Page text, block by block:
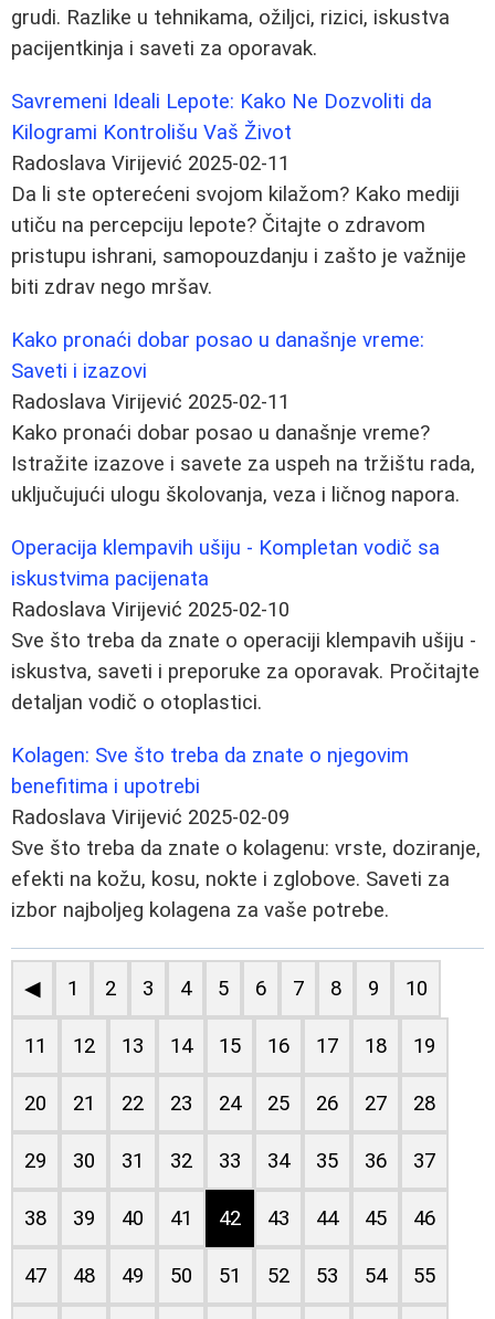
grudi. Razlike u tehnikama, ožiljci, rizici, iskustva
pacijentkinja i saveti za oporavak.
Savremeni Ideali Lepote: Kako Ne Dozvoliti da
Kilogrami Kontrolišu Vaš Život
Radoslava Virijević 2025-02-11
Da li ste opterećeni svojom kilažom? Kako mediji
utiču na percepciju lepote? Čitajte o zdravom
pristupu ishrani, samopouzdanju i zašto je važnije
biti zdrav nego mršav.
Kako pronaći dobar posao u današnje vreme:
Saveti i izazovi
Radoslava Virijević 2025-02-11
Kako pronaći dobar posao u današnje vreme?
Istražite izazove i savete za uspeh na tržištu rada,
uključujući ulogu školovanja, veza i ličnog napora.
Operacija klempavih ušiju - Kompletan vodič sa
iskustvima pacijenata
Radoslava Virijević 2025-02-10
Sve što treba da znate o operaciji klempavih ušiju -
iskustva, saveti i preporuke za oporavak. Pročitajte
detaljan vodič o otoplastici.
Kolagen: Sve što treba da znate o njegovim
benefitima i upotrebi
Radoslava Virijević 2025-02-09
Sve što treba da znate o kolagenu: vrste, doziranje,
efekti na kožu, kosu, nokte i zglobove. Saveti za
izbor najboljeg kolagena za vaše potrebe.
◀ 1 2 3 4 5 6 7 8 9 10
11 12 13 14 15 16 17 18 19
20 21 22 23 24 25 26 27 28
29 30 31 32 33 34 35 36 37
38 39 40 41 42 43 44 45 46
47 48 49 50 51 52 53 54 55